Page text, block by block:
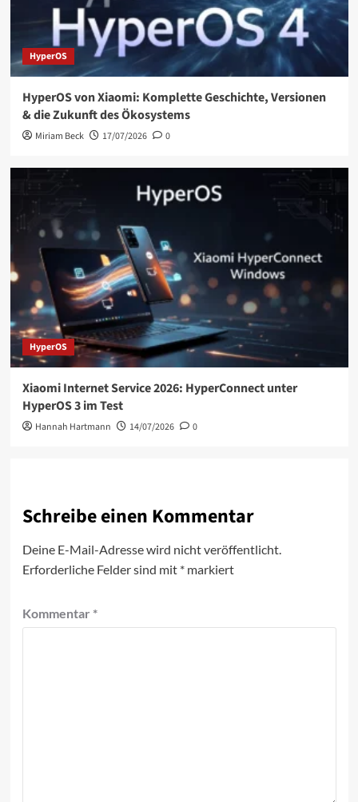
HyperOS
HyperOS von Xiaomi: Komplette Geschichte, Versionen
& die Zukunft des Ökosystems
Miriam Beck 17/07/2026 0
HyperOS
Xiaomi Internet Service 2026: HyperConnect unter
HyperOS 3 im Test
Hannah Hartmann 14/07/2026 0
Schreibe einen Kommentar
Deine E-Mail-Adresse wird nicht veröffentlicht.
Erforderliche Felder sind mit *markiert
Kommentar *